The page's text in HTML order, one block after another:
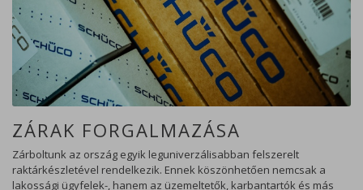
ZÁRAK FORGALMAZÁSA
Zárboltunk az ország egyik leguniverzálisabban felszerelt
raktárkészletével rendelkezik. Ennek köszönhetően nemcsak a
lakossági ügyfelek-, hanem az üzemeltetők, karbantartók és más